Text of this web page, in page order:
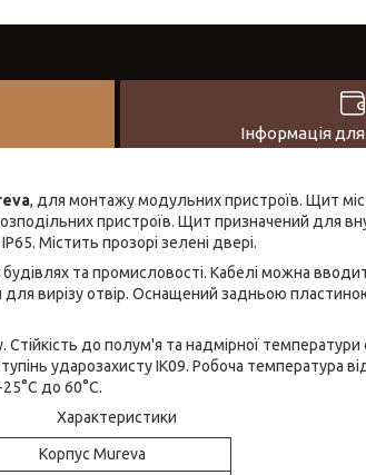
Інформація
, для монтажу модульних пристроїв. Щит
пристроїв. Щит призначений для
Містить прозорі зелені двері.
та промисловості. Кабелі можна
вирізу отвір. Оснащений задньою
до полум'я та надмірної температури
ударозахисту IK09. Робоча температура
до 60°C.
Характеристики
Корпус Mureva